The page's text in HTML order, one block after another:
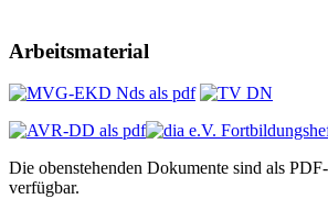
Arbeitsmaterial
Die obenstehenden Dokumente sind als
verfügbar.